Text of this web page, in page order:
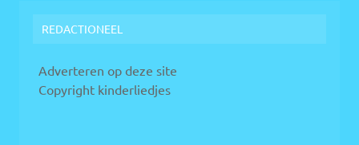
REDACTIONEEL
Adverteren op deze site
Copyright kinderliedjes